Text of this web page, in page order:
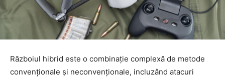
Războiul hibrid este o combinație complexă de metode
convenționale și neconvenționale, incluzând atacuri